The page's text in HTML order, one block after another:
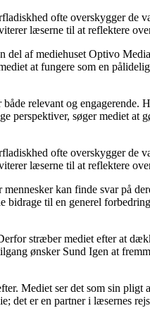
ofte overskygger de
læserne til at reflektere
del af mediehuset Optivo
at fungere som en
relevant og engagerende.
perspektiver, søger mediet at
ofte overskygger de
læserne til at reflektere
kan finde svar på
bidrage til en generel
stræber mediet efter at
ønsker Sund Igen at
Mediet ser det som sin pligt
det er en partner i læsernes